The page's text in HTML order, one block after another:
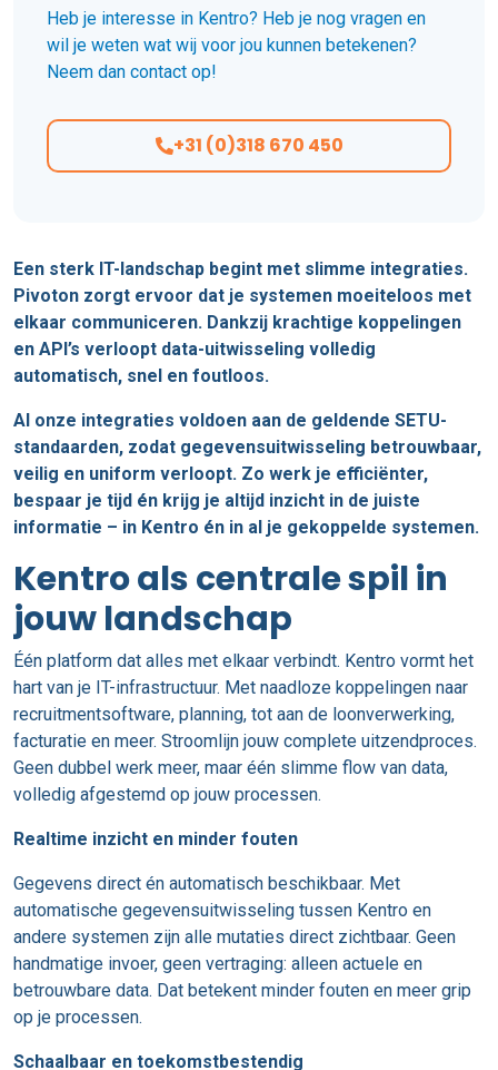
Heb je interesse in Kentro? Heb je nog vragen en
wil je weten wat wij voor jou kunnen betekenen?
Neem dan contact op!
+31 (0)318 670 450
Een sterk IT-landschap begint met slimme integraties.
Pivoton zorgt ervoor dat je systemen moeiteloos met
elkaar communiceren. Dankzij krachtige koppelingen
en API’s verloopt data-uitwisseling volledig
automatisch, snel en foutloos.
Al onze integraties voldoen aan de geldende SETU-
standaarden, zodat gegevensuitwisseling betrouwbaar,
veilig en uniform verloopt. Zo werk je efficiënter,
bespaar je tijd én krijg je altijd inzicht in de juiste
informatie – in Kentro én in al je gekoppelde systemen.
Kentro als centrale spil in
jouw landschap
Één platform dat alles met elkaar verbindt. Kentro vormt het
hart van je IT-infrastructuur. Met naadloze koppelingen naar
recruitmentsoftware, planning, tot aan de loonverwerking,
facturatie en meer. Stroomlijn jouw complete uitzendproces.
Geen dubbel werk meer, maar één slimme flow van data,
volledig afgestemd op jouw processen.
Realtime inzicht en minder fouten
Gegevens direct én automatisch beschikbaar. Met
automatische gegevensuitwisseling tussen Kentro en
andere systemen zijn alle mutaties direct zichtbaar. Geen
handmatige invoer, geen vertraging: alleen actuele en
betrouwbare data. Dat betekent minder fouten en meer grip
op je processen.
Schaalbaar en toekomstbestendig